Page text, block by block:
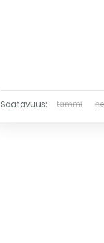
Saatavuus: tammi